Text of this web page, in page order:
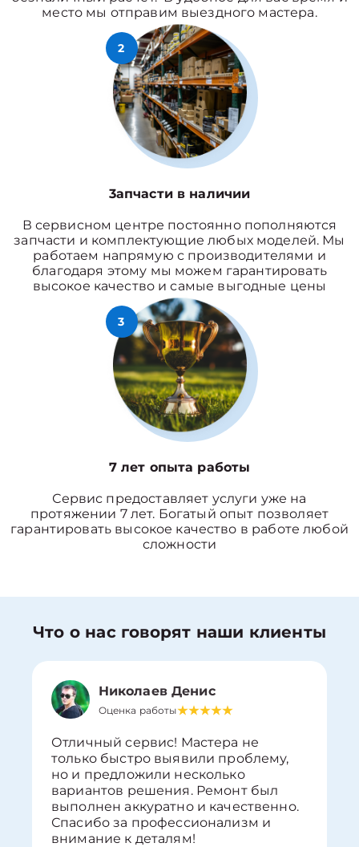
место мы отправим выездного мастера.
2
3апчасти в наличии
В сервисном центре постоянно пополняются
запчасти и комплектующие любых моделей. Мы
работаем напрямую с производителями и
благодаря этому мы можем гарантировать
высокое качество и самые выгодные цены
3
7 лет опыта работы
Сервис предоставляет услуги уже на
протяжении 7 лет. Богатый опыт позволяет
гарантировать высокое качество в работе любой
сложности
Что о нас говорят наши клиенты
Николаев Денис
Оценка работы
Отличный сервис! Мастера не
только быстро выявили проблему,
но и предложили несколько
вариантов решения. Ремонт был
выполнен аккуратно и качественно.
Спасибо за профессионализм и
внимание к деталям!